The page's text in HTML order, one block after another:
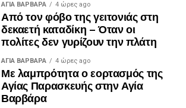
ΑΓΙΑ ΒΑΡΒΑΡΑ 4 ώρες ago
Από τον φόβο της γειτονιάς στη
δεκαετή καταδίκη – Όταν οι
πολίτες δεν γυρίζουν την πλάτη
ΑΓΙΑ ΒΑΡΒΑΡΑ 4 ώρες ago
Με λαμπρότητα ο εορτασμός της
Αγίας Παρασκευής στην Αγία
Βαρβάρα